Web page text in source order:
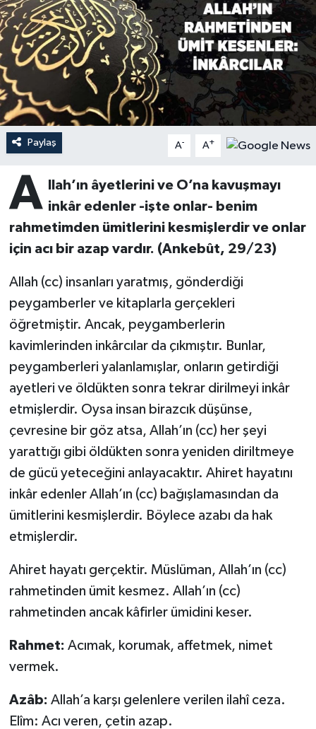
Paylaş A- A+
A
llah’ın âyetlerini ve O’na kavuşmayı
inkâr edenler -işte onlar- benim
rahmetimden ümitlerini kesmişlerdir ve onlar
için acı bir azap vardır. (Ankebût, 29/23)
Allah (cc) insanları yaratmış, gönderdiği
peygamberler ve kitaplarla gerçekleri
öğretmiştir. Ancak, peygamberlerin
kavimlerinden inkârcılar da çıkmıştır. Bunlar,
peygamberleri yalanlamışlar, onların getirdiği
ayetleri ve öldükten sonra tekrar dirilmeyi inkâr
etmişlerdir. Oysa insan birazcık düşünse,
çevresine bir göz atsa, Allah’ın (cc) her şeyi
yarattığı gibi öldükten sonra yeniden diriltmeye
de gücü yeteceğini anlayacaktır. Ahiret hayatını
inkâr edenler Allah’ın (cc) bağışlamasından da
ümitlerini kesmişlerdir. Böylece azabı da hak
etmişlerdir.
Ahiret hayatı gerçektir. Müslüman, Allah’ın (cc)
rahmetinden ümit kesmez. Allah’ın (cc)
rahmetinden ancak kâfirler ümidini keser.
Rahmet: Acımak, korumak, affetmek, nimet
vermek.
Azâb: Allah’a karşı gelenlere verilen ilahî ceza.
Elîm: Acı veren, çetin azap.
Ardahan Müftülüğü
Artvin Müftülüğü
Aydın Müftülüğü
Balıkesir Müftülüğü
Batman Müftülüğü
Bayburt Müftülüğü
Bilecik Müftülüğü
Bingöl Müftülüğü
Bitlis Müftülüğü
Bolu Müftülüğü
Bursa Müftülüğü
Çanakkale Müftülüğü
Çankırı Müftülüğü
Çorum Müftülüğü
Diyarbakır Müftülüğü
Düzce Müftülüğü
Edirne Müftülüğü
Kudüs
Kurban
Mukabele
Peygamberimizin Hayatı
Sahabeler
Zekat
Hutbeler
DİYANET AKADEMİ
DİYANET GENÇLİK
DİYANET RADYO/TV
Dünya
Eğitim
Kültür-Sanat
Aile
Sağlık
Makaleler
Duyurular
Podcast
Bilim, Teknoloji
Biyografiler
İhtida Haberleri
YAŞAM